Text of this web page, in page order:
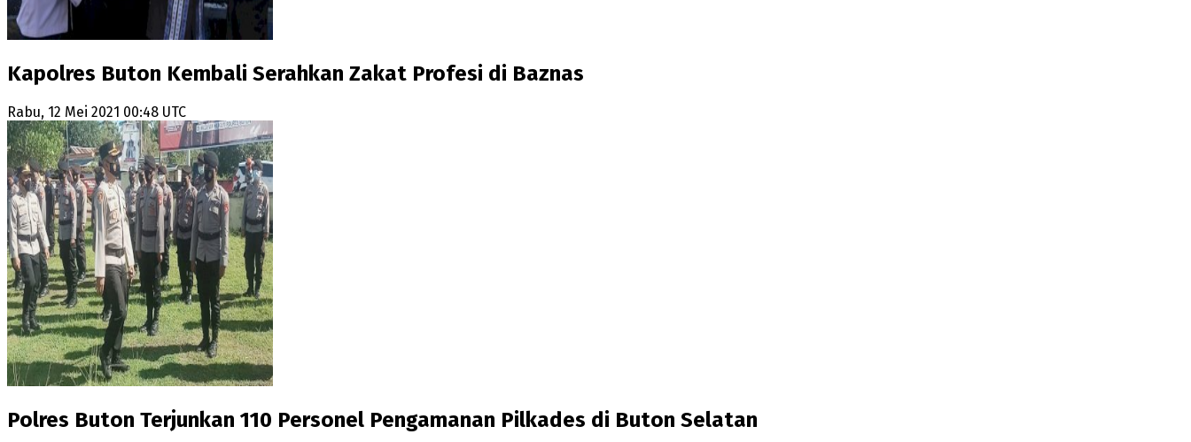
Kapolres Buton Kembali Serahkan Zakat Profesi di Baznas
Rabu, 12 Mei 2021 00:48 UTC
Polres Buton Terjunkan 110 Personel Pengamanan Pilkades di Buton Selatan